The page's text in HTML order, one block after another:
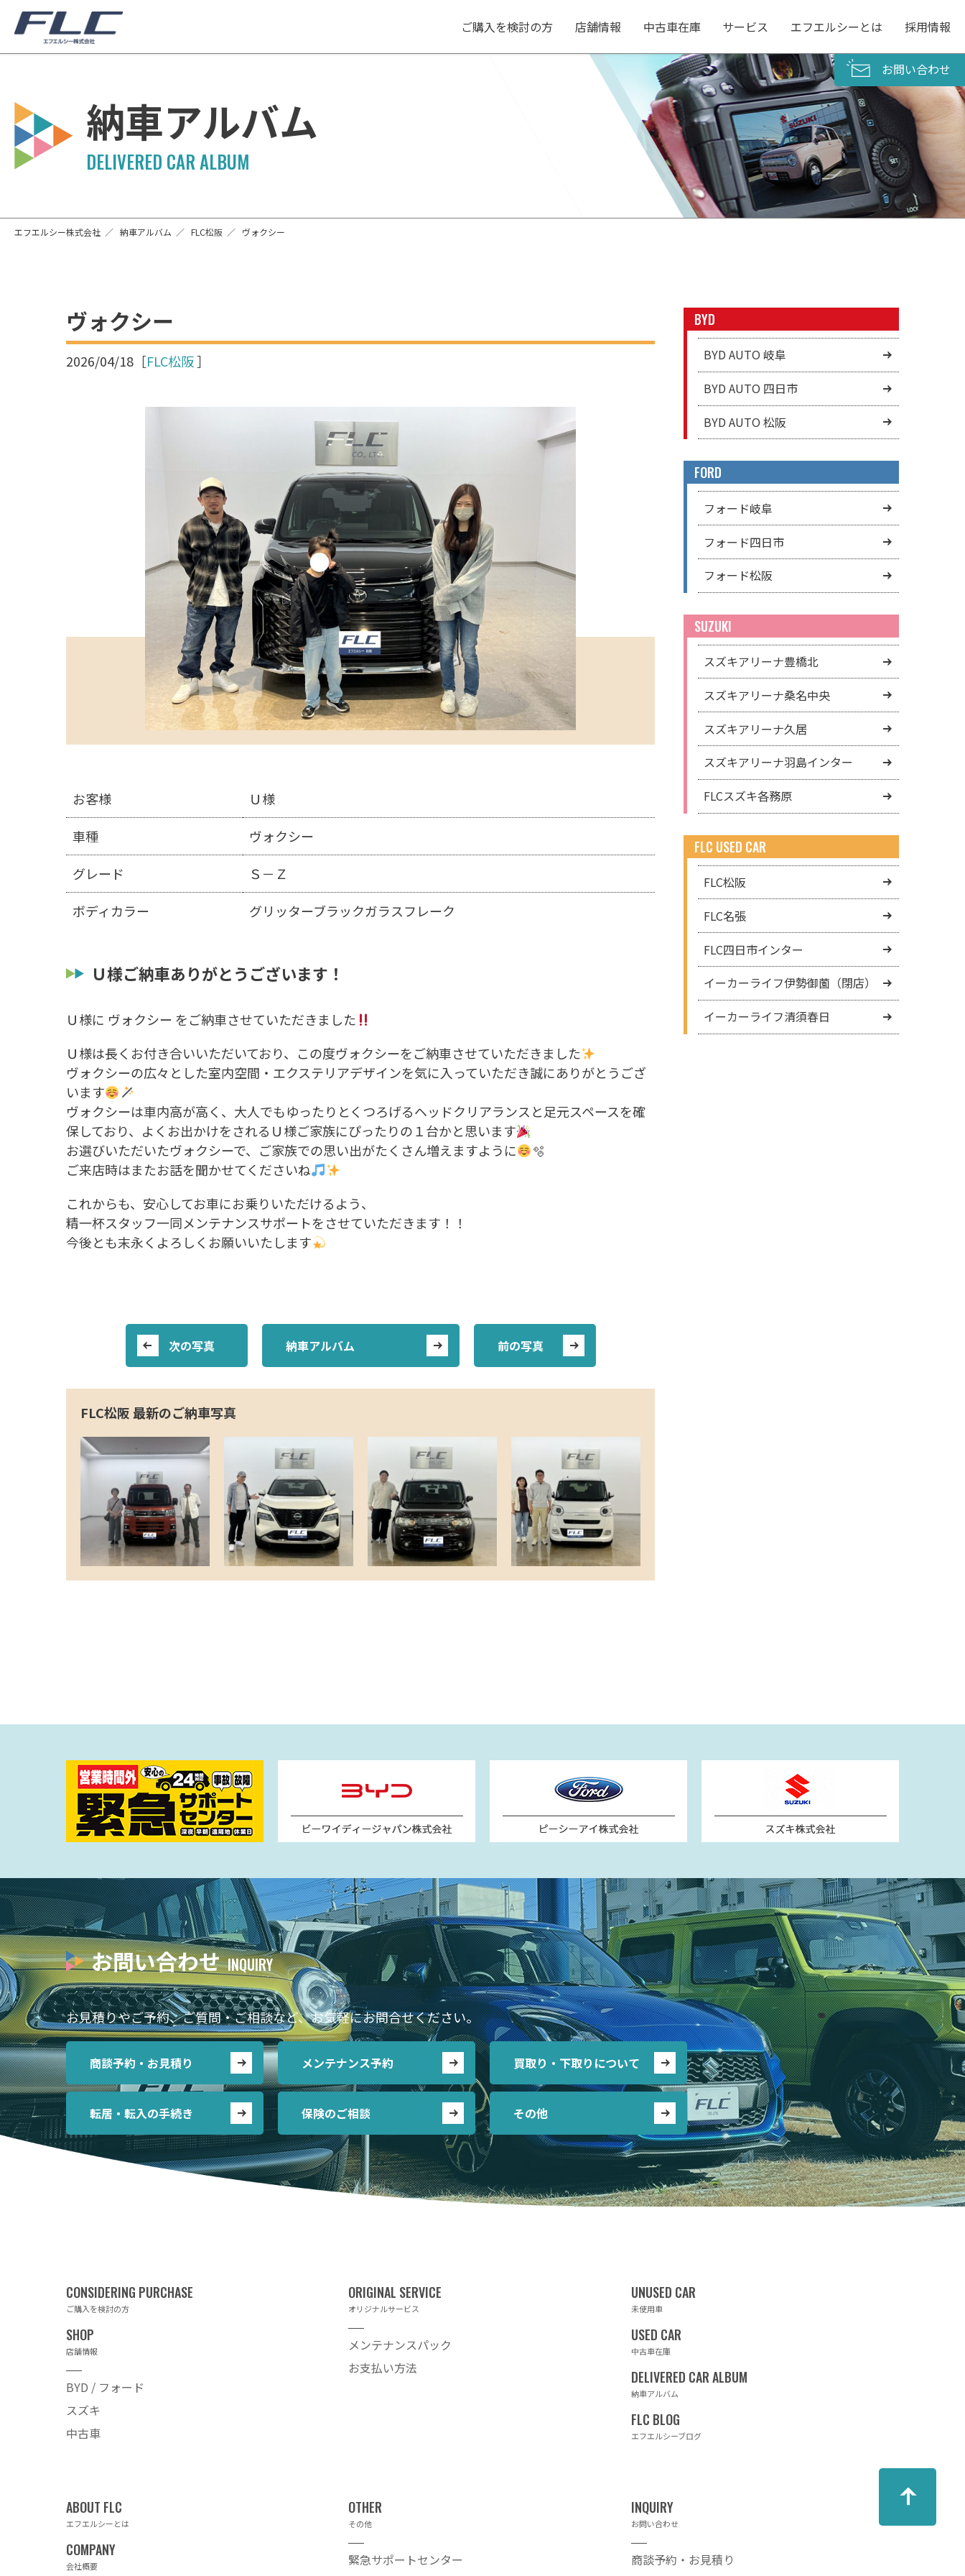
ご購入を検討の方 店舗情報 中古車在庫 サービス エフエルシーとは 採用情報
お問い合わせ
納車アルバム
エフエルシー株式会社 納車アルバム FLC松阪 ヴォクシー
ヴォクシー
2026/04/18 ［FLC松阪］
お客様
Ｕ様
車種
ヴォクシー
グレード
Ｓ－Ｚ
ボディカラー
グリッターブラックガラスフレーク
Ｕ様ご納車ありがとうございます！
Ｕ様に ヴォクシー をご納車させていただきました
Ｕ様は長くお付き合いいただいており、この度ヴォクシーをご納車させていただきました
ヴォクシーの広々とした室内空間・エクステリアデザインを気に入っていただき誠にありがとうござ
います
ヴォクシーは車内高が高く、大人でもゆったりとくつろげるヘッドクリアランスと足元スペースを確
保しており、よくお出かけをされるＵ様ご家族にぴったりの１台かと思います
お選びいただいたヴォクシーで、ご家族での思い出がたくさん増えますように
🫧
ご来店時はまたお話を聞かせてくださいね
これからも、安心してお車にお乗りいただけるよう、
精一杯スタッフ一同メンテナンスサポートをさせていただきます！！
今後とも末永くよろしくお願いいたします
次の写真 納車アルバム 前の写真
FLC松阪 最新のご納車写真
BYD
BYD AUTO 岐阜
BYD AUTO 四日市
BYD AUTO 松阪
FORD
フォード岐阜
フォード四日市
フォード松阪
SUZUKI
スズキアリーナ豊橋北
スズキアリーナ桑名中央
スズキアリーナ久居
スズキアリーナ羽島インター
FLCスズキ各務原
FLC USED CAR
FLC松阪
FLC名張
FLC四日市インター
イーカーライフ伊勢御薗（閉店）
イーカーライフ清須春日
お問い合わせ
お見積りやご予約、ご質問・ご相談など、お気軽にお問合せください。
商談予約・お見積り メンテナンス予約 買取り・下取りについて
転居・転入の手続き 保険のご相談 その他
ご購入を検討の方
店舗情報
BYD / フォード
スズキ
中古車
オリジナルサービス
メンテナンスパック
お支払い方法
未使用車
中古車在庫
納車アルバム
エフエルシーブログ
エフエルシーとは
会社概要
その他
緊急サポートセンター
お問い合わせ
商談予約・お見積り